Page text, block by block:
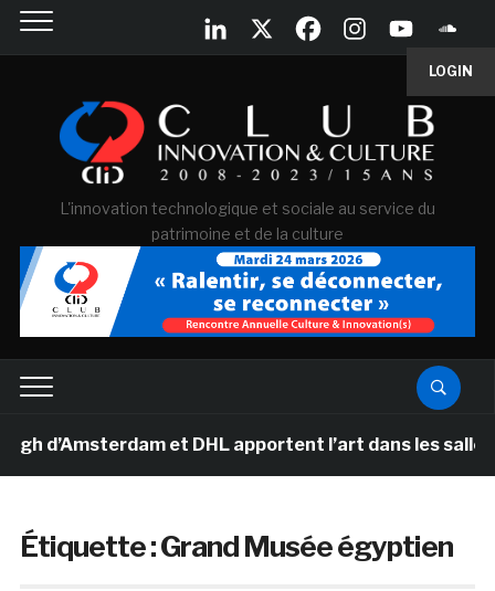
LOGIN
L'innovation technologique et sociale au service du
patrimoine et de la culture
d’Amsterdam et DHL apportent l’art dans les salles de
Étiquette :Grand Musée égyptien